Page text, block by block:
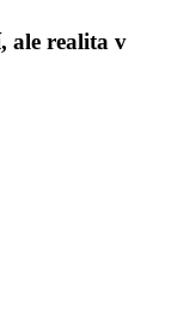
ale realita v